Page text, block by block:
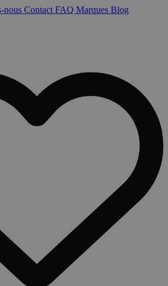
nous Contact FAQ Marques Blog